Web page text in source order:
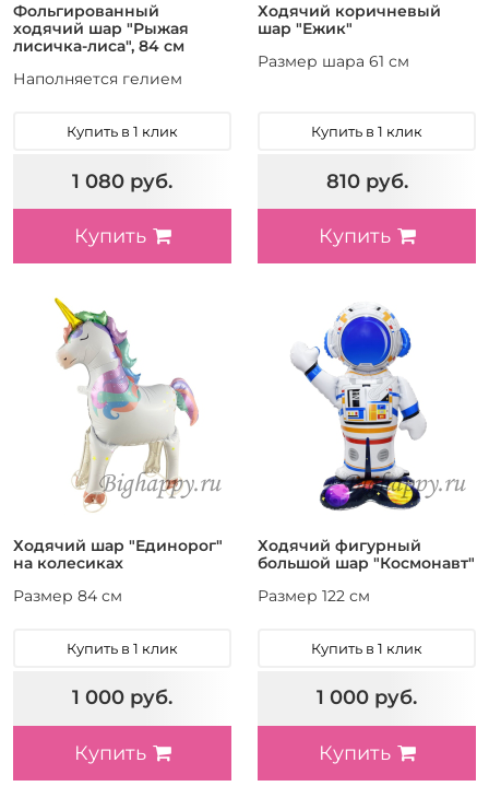
Фольгированный
ходячий шар "Рыжая
лисичка-лиса", 84 см
Наполняется гелием
Купить в 1 клик
1 080 руб.
Купить
Ходячий коричневый
шар "Ежик"
Размер шара 61 см
Купить в 1 клик
810 руб.
Купить
Ходячий шар "Единорог"
на колесиках
Размер 84 см
Купить в 1 клик
1 000 руб.
Купить
Ходячий фигурный
большой шар "Космонавт"
Размер 122 см
Купить в 1 клик
1 000 руб.
Купить